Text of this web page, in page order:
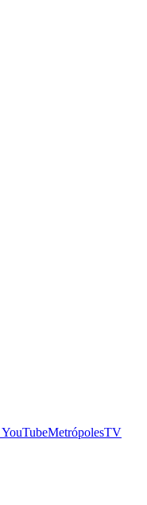
YouTubeMetrópolesTV